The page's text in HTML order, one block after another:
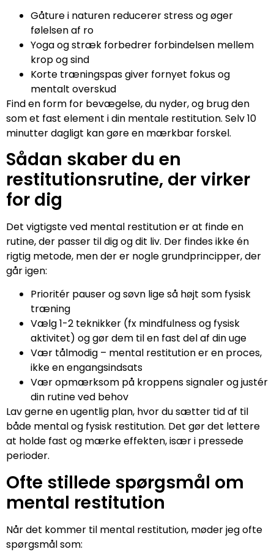
Gåture i naturen reducerer stress og øger
følelsen af ro
Yoga og stræk forbedrer forbindelsen mellem
krop og sind
Korte træningspas giver fornyet fokus og
mentalt overskud
Find en form for bevægelse, du nyder, og brug den
som et fast element i din mentale restitution. Selv 10
minutter dagligt kan gøre en mærkbar forskel.
Sådan skaber du en
restitutionsrutine, der virker
for dig
Det vigtigste ved mental restitution er at finde en
rutine, der passer til dig og dit liv. Der findes ikke én
rigtig metode, men der er nogle grundprincipper, der
går igen:
Prioritér pauser og søvn lige så højt som fysisk
træning
Vælg 1-2 teknikker (fx mindfulness og fysisk
aktivitet) og gør dem til en fast del af din uge
Vær tålmodig – mental restitution er en proces,
ikke en engangsindsats
Vær opmærksom på kroppens signaler og justér
din rutine ved behov
Lav gerne en ugentlig plan, hvor du sætter tid af til
både mental og fysisk restitution. Det gør det lettere
at holde fast og mærke effekten, især i pressede
perioder.
Ofte stillede spørgsmål om
mental restitution
Når det kommer til mental restitution, møder jeg ofte
spørgsmål som: